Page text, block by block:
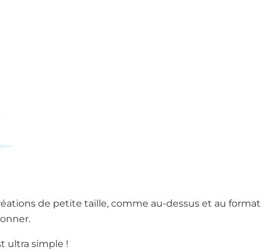
de petite taille, comme au-dessus et au format
ultra simple !